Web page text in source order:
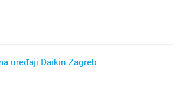
uređaji Daikin Zagreb